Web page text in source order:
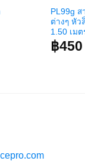
PL99g
ต่างๆ หัว
1.50 เมต
฿450